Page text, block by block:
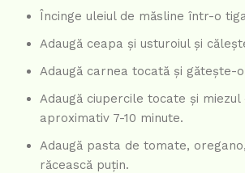
Încinge uleiul de măsline într-o
Adaugă ceapa și usturoiul și
Adaugă carnea tocată și gătește-
Adaugă ciupercile tocate și
aproximativ 7-10 minute.
Adaugă pasta de tomate,
răcească puțin.